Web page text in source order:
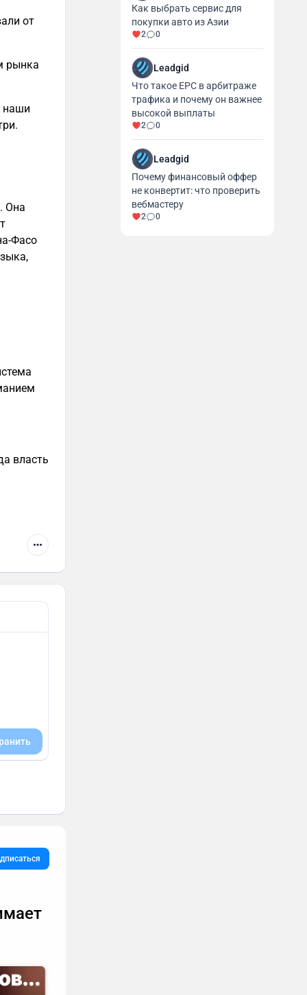
от
рынка
наши
Она
Фасо
власть
Как выбрать сервис для
покупки авто из Азии
2 0
Leadgid
Что такое EPC в арбитраже
трафика и почему он важнее
высокой выплаты
2 0
Leadgid
Почему финансовый оффер
не конвертит: что проверить
вебмастеру
2 0